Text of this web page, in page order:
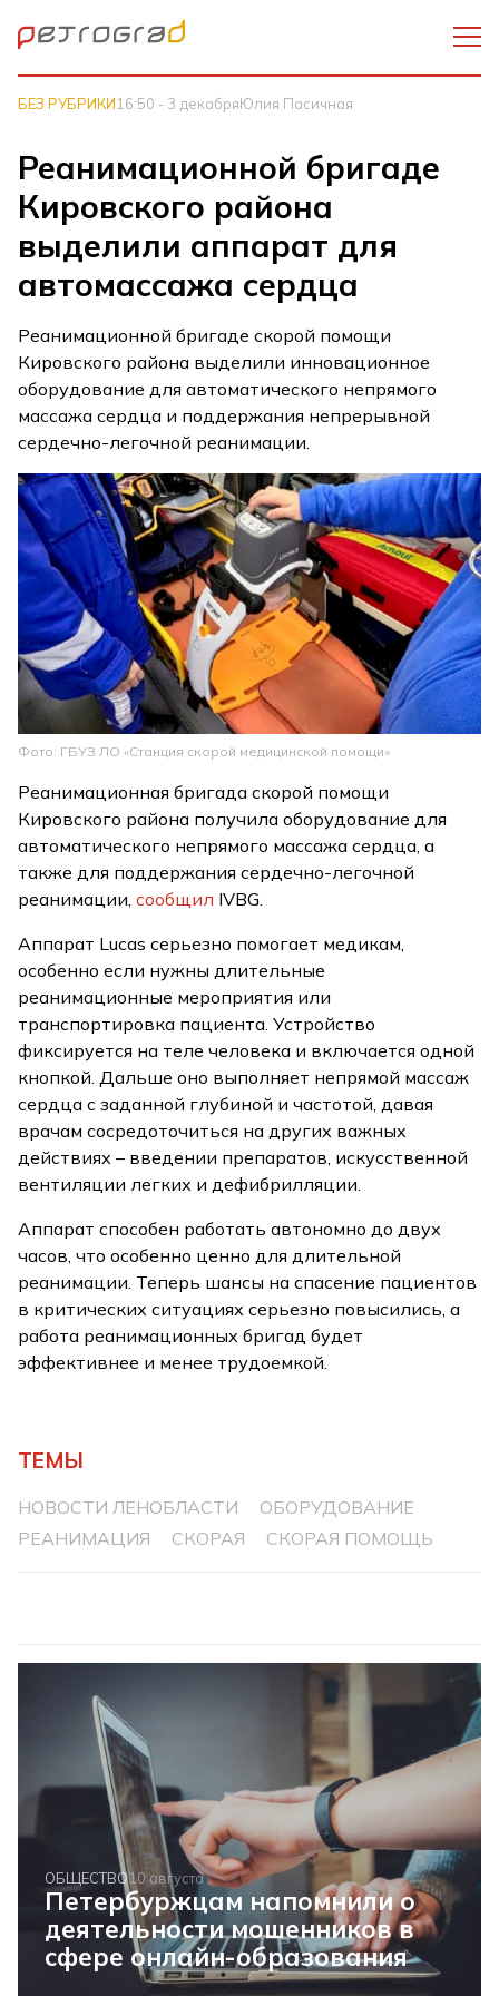
БЕЗ РУБРИКИ16:50 - 3 декабряЮлия Пасичная
Реанимационной бригаде
Кировского района
выделили аппарат для
автомассажа сердца
Реанимационной бригаде скорой помощи
Кировского района выделили инновационное
оборудование для автоматического непрямого
массажа сердца и поддержания непрерывной
сердечно-легочной реанимации.
Фото: ГБУЗ ЛО «Станция скорой медицинской помощи»
Реанимационная бригада скорой помощи
Кировского района получила оборудование для
автоматического непрямого массажа сердца, а
также для поддержания сердечно-легочной
реанимации,сообщил IVBG.
Аппарат Lucas серьезно помогает медикам,
особенно если нужны длительные
реанимационные мероприятия или
транспортировка пациента. Устройство
фиксируется на теле человека и включается одной
кнопкой. Дальше оно выполняет непрямой массаж
сердца с заданной глубиной и частотой, давая
врачам сосредоточиться на других важных
действиях – введении препаратов, искусственной
вентиляции легких и дефибрилляции.
Аппарат способен работать автономно до двух
часов, что особенно ценно для длительной
реанимации. Теперь шансы на спасение пациентов
в критических ситуациях серьезно повысились, а
работа реанимационных бригад будет
эффективнее и менее трудоемкой.
ТЕМЫ
НОВОСТИ ЛЕНОБЛАСТИ
ОБОРУДОВАНИЕ
РЕАНИМАЦИЯ
СКОРАЯ СКОРАЯ ПОМОЩЬ
ОБЩЕСТВО10 августа
Петербуржцам напомнили о
деятельности мошенников в
сфере онлайн-образования